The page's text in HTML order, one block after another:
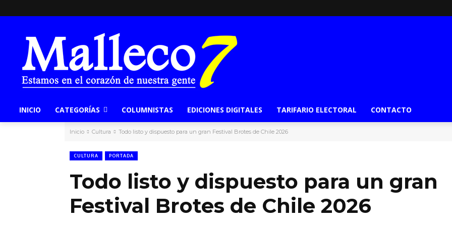
INICIO CATEGORÍAS COLUMNISTAS EDICIONES DIGITALES TARIFARIO ELECTORAL CONTACTO
Inicio Cultura Todo listo y dispuesto para un gran Festival Brotes de Chile 2026
CULTURA PORTADA
Todo listo y dispuesto para un gran
Festival Brotes de Chile 2026